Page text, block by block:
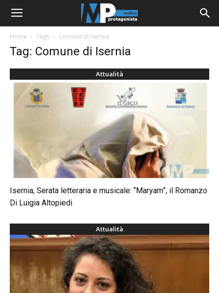
Home Tags Comune di Isernia
Tag: Comune di Isernia
Attualità
Isernia, Serata letteraria e musicale: “Maryam”, il Romanzo
Di Luigia Altopiedi
Attualità